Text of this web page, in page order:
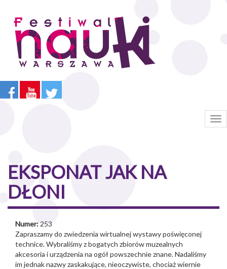
treści
EKSPONAT JAK NA
DŁONI
Numer:253
Zapraszamy do zwiedzenia wirtualnej wystawy poświęconej
technice. Wybraliśmy z bogatych zbiorów muzealnych
akcesoria i urządzenia na ogół powszechnie znane. Nadaliśmy
im jednak nazwy zaskakujące, nieoczywiste, chociaż wiernie